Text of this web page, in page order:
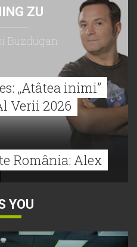
ZU
Buzdugan
„Atâtea inimi”
Verii 2026
România: Alex
Hitul Monstru Al
YOU